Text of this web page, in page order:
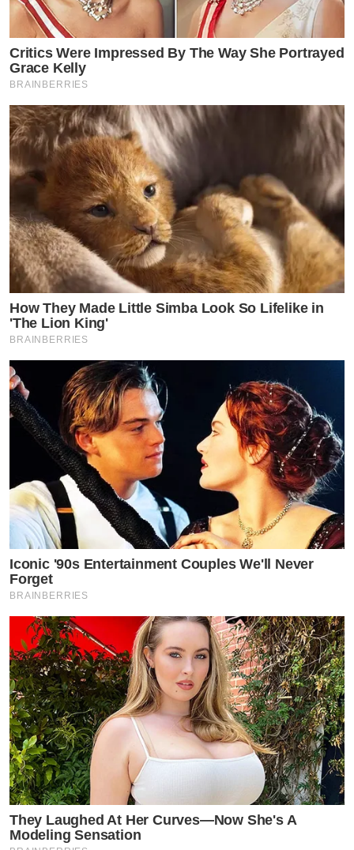
ซึ่งแฟนๆ ก็เข้ามาคอมเมนต์แนะนำให้นักร้องสาวฟ้องคน
ช่างแซะ ว่า ฟ้องเลยจ้าแม่, ผู้หญิงด้วยกันดูถูกกันเอง แล้ว
ผญ.พวกนี้คืออายุก็มากพอสมควร ทำไมความเป็นผู้ใหญ่แต่
ไม่มีวุฒิเลย, ฟ้องบ้างเถอะค่ะ ไม่ชอบให้ใครมาคอมเม้นแบบ
นี้ใส่ไอดอล, คำขอโทษ คือเงินสดเท่านั้นจ้า ฟ้องงง
ดิฉันว่าลองฟ้องเหมือนคนอื่นดูบ้างดีกว่าค่ะพี่กระแต เขาจะ
ได้รู้ว่าทุกอย่างต้องใช้เงิน ไม่ใช่จะมาด่ากันฟรีๆ, ไม่ต้องมา
สงสารเขาจ้าาา!? ขายเสียงหรือขายอะไรถามมาได้ไงคะเอ่ย
เคยไปดูเขาแสดงสดหรือยังร้องเต้นบนส้นสูงเป็นชั่วโมงตี
Critics Were Impressed By The Way She Portrayed
Grace Kelly
BRAINBERRIES
How They Made Little Simba Look So Lifelike in
'The Lion King'
BRAINBERRIES
Iconic '90s Entertainment Couples We'll Never
Forget
BRAINBERRIES
They Laughed At Her Curves—Now She's A
Modeling Sensation